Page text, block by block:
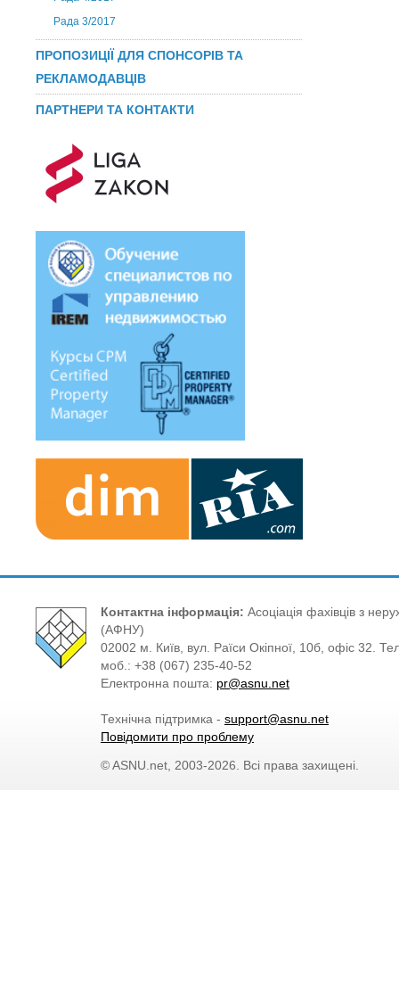
Рада 3/2017
ПРОПОЗИЦІЇ ДЛЯ СПОНСОРІВ ТА
РЕКЛАМОДАВЦІВ
ПАРТНЕРИ ТА КОНТАКТИ
Контактна інформація: Асоціація фахівців з
(АФНУ)
02002 м. Київ, вул. Раїси Окіпної, 10б, офіс 32.
моб.: +38 (067) 235-40-52
Електронна пошта: pr@asnu.net
Технічна підтримка - support@asnu.net
Повідомити про проблему
© ASNU.net, 2003-2026. Всі права захищені.